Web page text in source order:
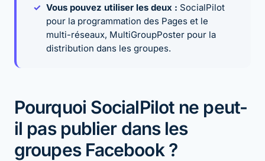
Vous pouvez utiliser les deux : SocialPilot
pour la programmation des Pages et le
multi-réseaux, MultiGroupPoster pour la
distribution dans les groupes.
Pourquoi SocialPilot ne peut-
il pas publier dans les
groupes Facebook ?